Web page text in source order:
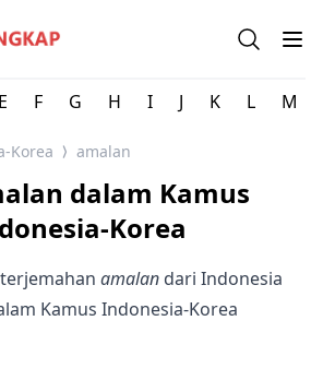
Korea - Kamus Bahasa Korea
Open
E F G H I J K L M
Korea ⟩ amalan
dalam Kamus
Korea
amalan dari Indonesia
Kamus Indonesia-Korea